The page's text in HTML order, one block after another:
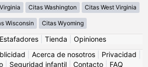
Citas Washington Citas West Virginia
Wisconsin Citas Wyoming
Estafadores Tienda
Opiniones
Acerca de nosotros Privacidad
Seguridad infantil Contacto FAQ